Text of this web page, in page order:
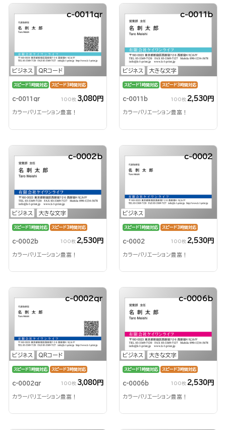
ビジネス QRコード
c-0011qr
スピード1時間対応 スピード3時間対応
c-0011qr 100枚 3,080円
カラーバリエーション豊富！
ビジネス 大きな文字
c-0011b
スピード1時間対応 スピード3時間対応
c-0011b 100枚 2,530円
カラーバリエーション豊富！
ビジネス 大きな文字
c-0002b
スピード1時間対応 スピード3時間対応
c-0002b 100枚 2,530円
カラーバリエーション豊富！
ビジネス
c-0002
スピード1時間対応 スピード3時間対応
c-0002 100枚 2,530円
カラーバリエーション豊富！
ビジネス QRコード
c-0002qr
スピード1時間対応 スピード3時間対応
c-0002qr 100枚 3,080円
カラーバリエーション豊富！
ビジネス 大きな文字
c-0006b
スピード1時間対応 スピード3時間対応
c-0006b 100枚 2,530円
カラーバリエーション豊富！